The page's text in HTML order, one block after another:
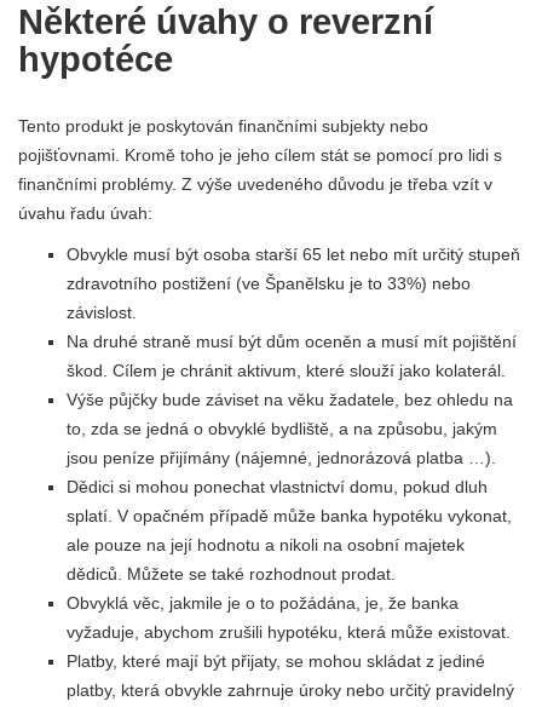
Některé úvahy o reverzní
hypotéce
Tento produkt je poskytován finančními subjekty nebo
pojišťovnami. Kromě toho je jeho cílem stát se pomocí pro lidi s
finančními problémy. Z výše uvedeného důvodu je třeba vzít v
úvahu řadu úvah:
Obvykle musí být osoba starší 65 let nebo mít určitý stupeň
zdravotního postižení (ve Španělsku je to 33%) nebo
závislost.
Na druhé straně musí být dům oceněn a musí mít pojištění
škod. Cílem je chránit aktivum, které slouží jako kolaterál.
Výše půjčky bude záviset na věku žadatele, bez ohledu na
to, zda se jedná o obvyklé bydliště, a na způsobu, jakým
jsou peníze přijímány (nájemné, jednorázová platba …).
Dědici si mohou ponechat vlastnictví domu, pokud dluh
splatí. V opačném případě může banka hypotéku vykonat,
ale pouze na její hodnotu a nikoli na osobní majetek
dědiců. Můžete se také rozhodnout prodat.
Obvyklá věc, jakmile je o to požádána, je, že banka
vyžaduje, abychom zrušili hypotéku, která může existovat.
Platby, které mají být přijaty, se mohou skládat z jediné
platby, která obvykle zahrnuje úroky nebo určitý pravidelný